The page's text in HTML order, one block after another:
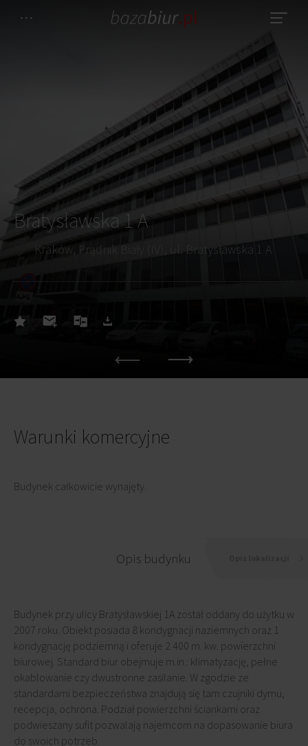
Bratysławska 1 A
Kraków, Prądnik Biały (IV), ul. Bratysławska 1 A
Warunki komercyjne
Budynek całkowicie wynajęty.
Opis budynku
Budynek przy ulicy Bratysławskiej 1A został oddany do użytku w
2007 roku. Obiekt posiada 8 kondygnacji naziemnych oraz 1
kondygnację podziemną i oferuje 2 400 m. kw. powierzchni
biurowej. Standard biur obejmuje m.in.: klimatyzację, pełne
okablowanie czy dwustronne zasilanie. W zgodzie ze
standardami bezpieczeństwa znajdują się tam czujniki dymu,
recepcja, ochrona. Podział powierzchni ściankami oraz
podwieszany sufit pozwalają najemcom na dopasowanie biura
do swoich potrzeb.